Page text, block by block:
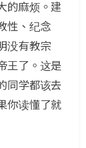
的麻烦。建
性、纪念
没有教宗
王了。这是
同学都该去
你读懂了就